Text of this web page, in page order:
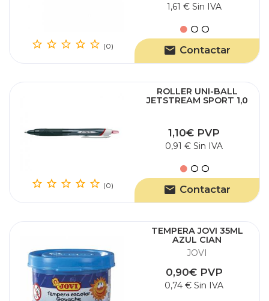
(0)
1,61 € Sin IVA
Contactar
(0)
ROLLER UNI-BALL
JETSTREAM SPORT 1,0
1,10€ PVP
0,91 € Sin IVA
Contactar
TEMPERA JOVI 35ML
AZUL CIAN
JOVI
0,90€ PVP
0,74 € Sin IVA